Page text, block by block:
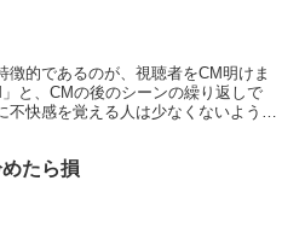
徴的であるのが、視聴者をCM明けま
と、CMの後のシーンの繰り返しで
快感を覚える人は少なくないようで
たら損